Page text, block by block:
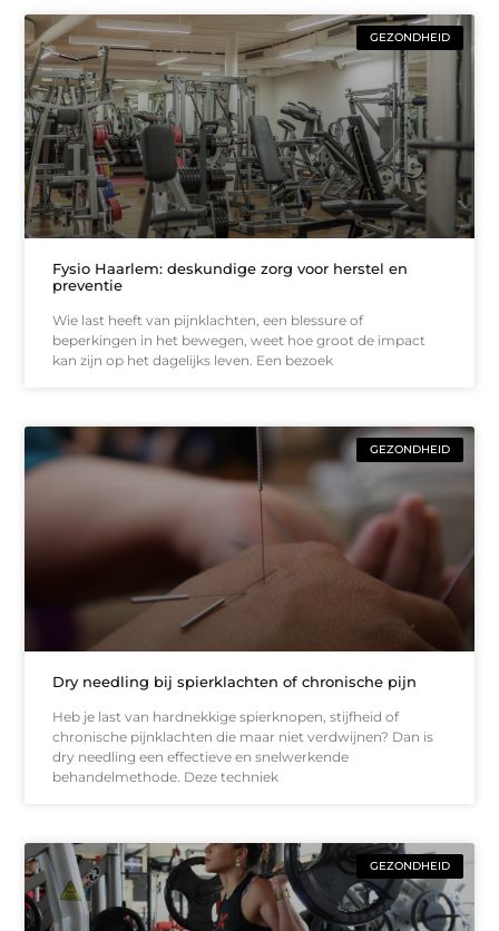
GEZONDHEID
Fysio Haarlem: deskundige zorg voor herstel en
preventie
Wie last heeft van pijnklachten, een blessure of
beperkingen in het bewegen, weet hoe groot de impact
kan zijn op het dagelijks leven. Een bezoek
GEZONDHEID
Dry needling bij spierklachten of chronische pijn
Heb je last van hardnekkige spierknopen, stijfheid of
chronische pijnklachten die maar niet verdwijnen? Dan is
dry needling een effectieve en snelwerkende
behandelmethode. Deze techniek
GEZONDHEID